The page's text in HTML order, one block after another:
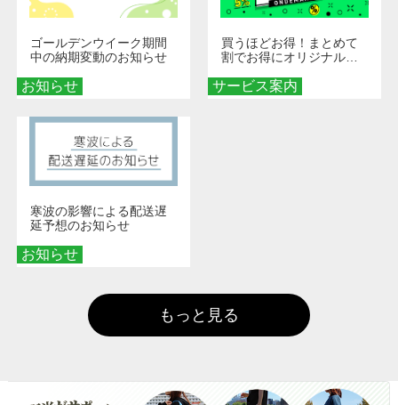
お知らせ
ゴールデンウイーク期間
中の納期変動のお知らせ
サービス案内
買うほどお得！まとめて
割でお得にオリジナルグ
お知らせ
寒波の影響による配送遅
延予想のお知らせ
もっと見る